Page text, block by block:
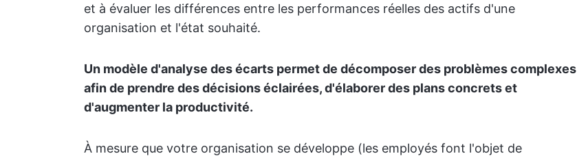
et à évaluer les différences entre les performances réelles des actifs d'une
organisation et l'état souhaité.
Un modèle d'analyse des écarts permet de décomposer des problèmes complexes
afin de prendre des décisions éclairées, d'élaborer des plans concrets et
d'augmenter la productivité.
À mesure que votre organisation se développe (les employés font l'objet de